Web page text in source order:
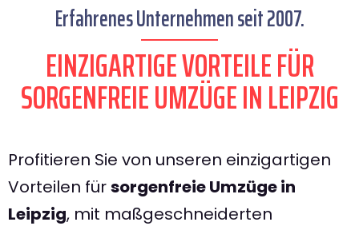
Erfahrenes Unternehmen seit 2007.
EINZIGARTIGE VORTEILE FÜR
SORGENFREIE UMZÜGE IN LEIPZIG
Profitieren Sie von unseren einzigartigen
Vorteilen fürsorgenfreie Umzüge in
Leipzig, mit maßgeschneiderten